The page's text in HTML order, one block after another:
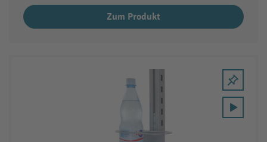
Zum Produkt